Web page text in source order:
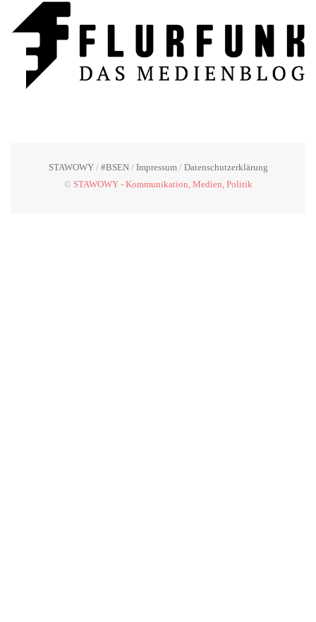
STAWOWY #BSEN Impressum
Datenschutzerklärung
© STAWOWY - Kommunikation, Medien, Politik